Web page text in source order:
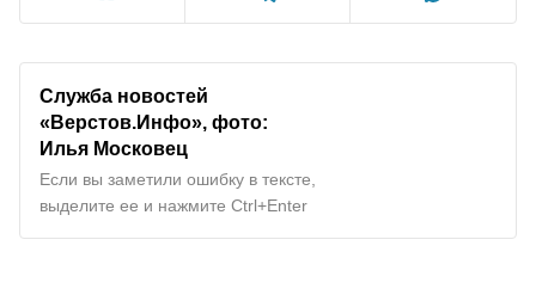
Служба новостей
«Верстов.Инфо», фото:
Илья Московец
Если вы заметили ошибку в тексте,
выделите ее и нажмите Ctrl+Enter